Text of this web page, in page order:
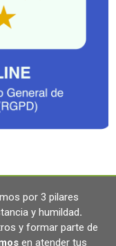
por 3 pilares
y humildad.
y formar parte de
en atender tus